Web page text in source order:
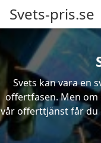
Svets-pris.se
Svets kan vara en
offertfasen. Men
vår offerttjänst får du